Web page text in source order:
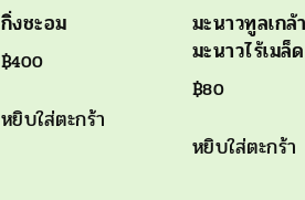
กิ่งชะอม
฿400
หยิบใส่ตะกร้า
มะนาวทูลเกล้า
มะนาวไร้เมล็ด
฿80
หยิบใส่ตะกร้า